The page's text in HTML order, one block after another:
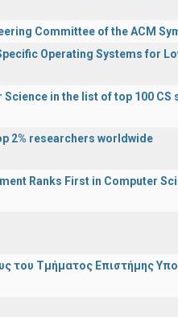
Committee of the ACM
Operating Systems for
in the list of top 100 CS
2% researchers worldwide
Ranks First in Computer
του Τμήματος Επιστήμης